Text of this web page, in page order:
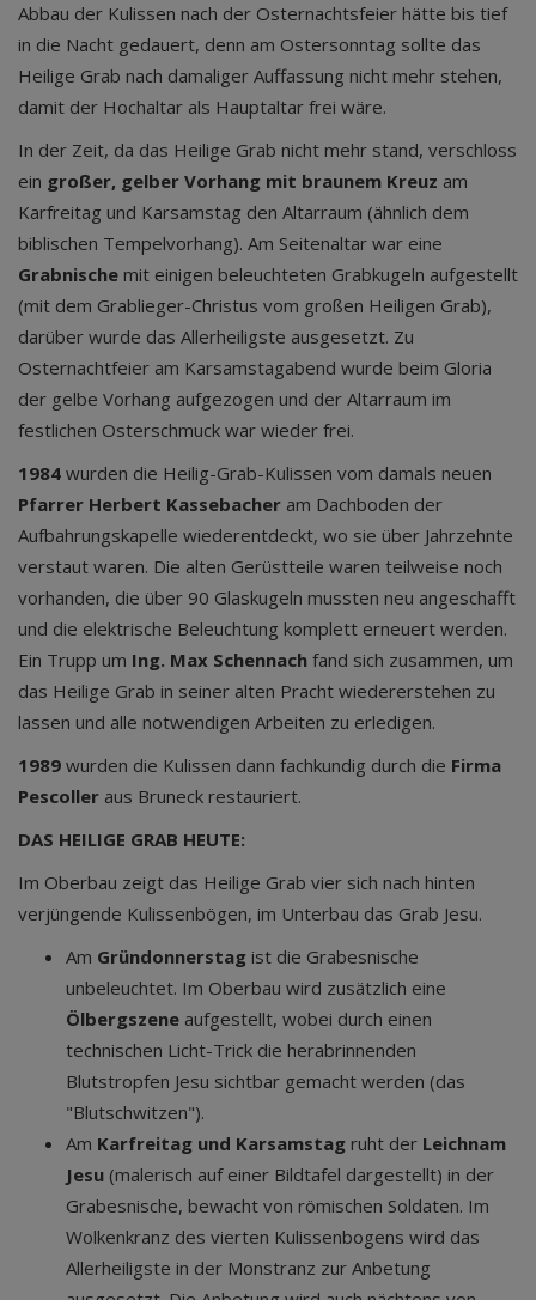
Abbau der Kulissen nach der Osternachtsfeier hätte bis tief
in die Nacht gedauert, denn am Ostersonntag sollte das
Heilige Grab nach damaliger Auffassung nicht mehr stehen,
damit der Hochaltar als Hauptaltar frei wäre.
In der Zeit, da das Heilige Grab nicht mehr stand, verschloss
ein großer, gelber Vorhang mit braunem Kreuz am
Karfreitag und Karsamstag den Altarraum (ähnlich dem
biblischen Tempelvorhang). Am Seitenaltar war eine
Grabnische mit einigen beleuchteten Grabkugeln aufgestellt
(mit dem Grablieger-Christus vom großen Heiligen Grab),
darüber wurde das Allerheiligste ausgesetzt. Zu
Osternachtfeier am Karsamstagabend wurde beim Gloria
der gelbe Vorhang aufgezogen und der Altarraum im
festlichen Osterschmuck war wieder frei.
1984 wurden die Heilig-Grab-Kulissen vom damals neuen
Pfarrer Herbert Kassebacher am Dachboden der
Aufbahrungskapelle wiederentdeckt, wo sie über Jahrzehnte
verstaut waren. Die alten Gerüstteile waren teilweise noch
vorhanden, die über 90 Glaskugeln mussten neu angeschafft
und die elektrische Beleuchtung komplett erneuert werden.
Ein Trupp um Ing. Max Schennach fand sich zusammen, um
das Heilige Grab in seiner alten Pracht wiedererstehen zu
lassen und alle notwendigen Arbeiten zu erledigen.
1989 wurden die Kulissen dann fachkundig durch die Firma
Pescoller aus Bruneck restauriert.
DAS HEILIGE GRAB HEUTE:
Im Oberbau zeigt das Heilige Grab vier sich nach hinten
verjüngende Kulissenbögen, im Unterbau das Grab Jesu.
Am Gründonnerstag ist die Grabesnische
unbeleuchtet. Im Oberbau wird zusätzlich eine
Ölbergszene aufgestellt, wobei durch einen
technischen Licht-Trick die herabrinnenden
Blutstropfen Jesu sichtbar gemacht werden (das
"Blutschwitzen").
Am Karfreitag und Karsamstag ruht der Leichnam
Jesu (malerisch auf einer Bildtafel dargestellt) in der
Grabesnische, bewacht von römischen Soldaten. Im
Wolkenkranz des vierten Kulissenbogens wird das
Allerheiligste in der Monstranz zur Anbetung